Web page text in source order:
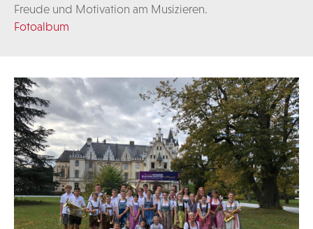
Freude und Motivation am Musizieren.
Fotoalbum